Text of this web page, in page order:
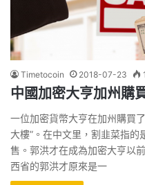
Timetocoin 2018-07-23
中國加密大亨加州購
一位加密貨幣大亨在加州購買
大樓”。在中文里，割韭菜指
售。郭洪才在成為加密大亨以
西省的郭洪才原來是一